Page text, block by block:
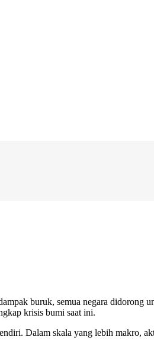
buruk, semua negara didorong
krisis bumi saat ini.
Dalam skala yang lebih makro,